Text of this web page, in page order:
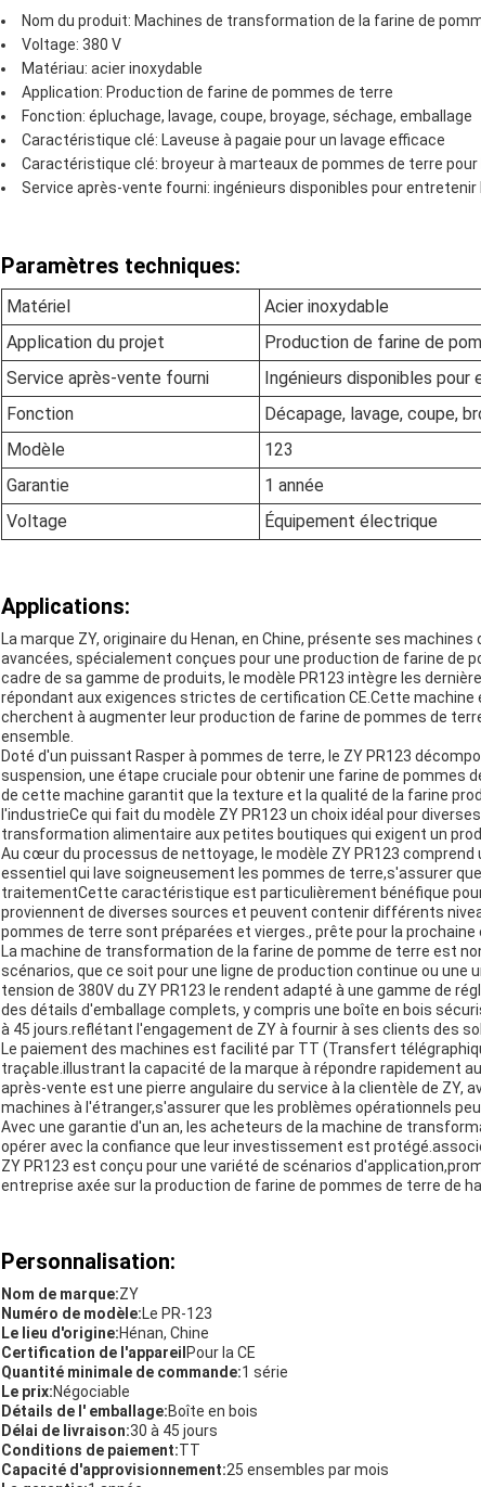
Nom du produit: Machines de transformation de la farine de
Voltage: 380 V
Matériau: acier inoxydable
Application: Production de farine de pommes de terre
Fonction: épluchage, lavage, coupe, broyage, séchage, emballage
Caractéristique clé: Laveuse à pagaie pour un lavage efficace
Caractéristique clé: broyeur à marteaux de pommes de terre pour
Service après-vente fourni: ingénieurs disponibles pour
Paramètres techniques:
Matériel
Acier inoxydable
Application du projet
Production de farine de
Service après-vente fourni
Ingénieurs disponibles
Fonction
Décapage, lavage, coupe,
Modèle
123
Garantie
1 année
Voltage
Équipement électrique
Applications:
La marque ZY, originaire du Henan, en Chine, présente ses
avancées, spécialement conçues pour une production de farine de
cadre de sa gamme de produits, le modèle PR123 intègre les
répondant aux exigences strictes de certification CE.Cette
cherchent à augmenter leur production de farine de pommes de
ensemble.
Doté d'un puissant Rasper à pommes de terre, le ZY PR123
suspension, une étape cruciale pour obtenir une farine de pommes
de cette machine garantit que la texture et la qualité de la farine
l'industrieCe qui fait du modèle ZY PR123 un choix idéal pour
transformation alimentaire aux petites boutiques qui exigent un
Au cœur du processus de nettoyage, le modèle ZY PR123
essentiel qui lave soigneusement les pommes de terre,s'assurer
traitementCette caractéristique est particulièrement bénéfique
proviennent de diverses sources et peuvent contenir différents
pommes de terre sont préparées et vierges., prête pour la
La machine de transformation de la farine de pomme de terre est
scénarios, que ce soit pour une ligne de production continue ou
tension de 380V du ZY PR123 le rendent adapté à une gamme de
des détails d'emballage complets, y compris une boîte en bois
à 45 jours.reflétant l'engagement de ZY à fournir à ses clients des
Le paiement des machines est facilité par TT (Transfert
traçable.illustrant la capacité de la marque à répondre rapidement
après-vente est une pierre angulaire du service à la clientèle de ZY,
machines à l'étranger,s'assurer que les problèmes opérationnels
Avec une garantie d'un an, les acheteurs de la machine de
opérer avec la confiance que leur investissement est
ZY PR123 est conçu pour une variété de scénarios
entreprise axée sur la production de farine de pommes de terre de
Personnalisation:
Nom de marque:ZY
Numéro de modèle:Le PR-123
Le lieu d'origine:Hénan, Chine
Certification de l'appareil Pour la CE
Quantité minimale de commande:1 série
Le prix:Négociable
Détails de l' emballage:Boîte en bois
Délai de livraison:30 à 45 jours
Conditions de paiement:TT
Capacité d'approvisionnement:25 ensembles par mois